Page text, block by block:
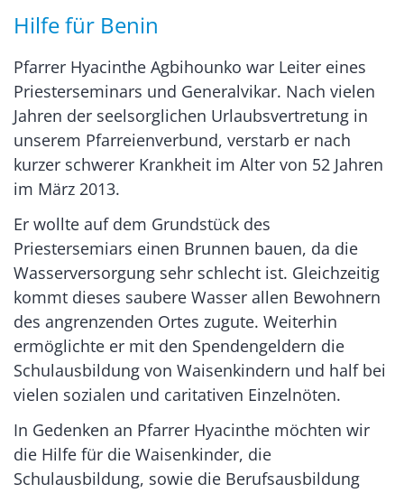
Hilfe für Benin
Pfarrer Hyacinthe Agbihounko war Leiter eines
Priesterseminars und Generalvikar. Nach vielen
Jahren der seelsorglichen Urlaubsvertretung in
unserem Pfarreienverbund, verstarb er nach
kurzer schwerer Krankheit im Alter von 52 Jahren
im März 2013.
Er wollte auf dem Grundstück des
Priestersemiars einen Brunnen bauen, da die
Wasserversorgung sehr schlecht ist. Gleichzeitig
kommt dieses saubere Wasser allen Bewohnern
des angrenzenden Ortes zugute. Weiterhin
ermöglichte er mit den Spendengeldern die
Schulausbildung von Waisenkindern und half bei
vielen sozialen und caritativen Einzelnöten.
In Gedenken an Pfarrer Hyacinthe möchten wir
die Hilfe für die Waisenkinder, die
Schulausbildung, sowie die Berufsausbildung